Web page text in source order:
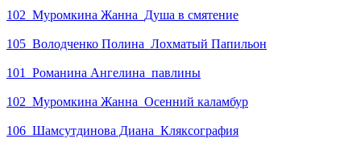
102_Муромкина Жанна_Душа в смятение
105_Володченко Полина_Лохматый Папильон
101_Романина Ангелина_павлины
102_Муромкина Жанна_Осенний каламбур
106_Шамсутдинова Диана_Кляксография